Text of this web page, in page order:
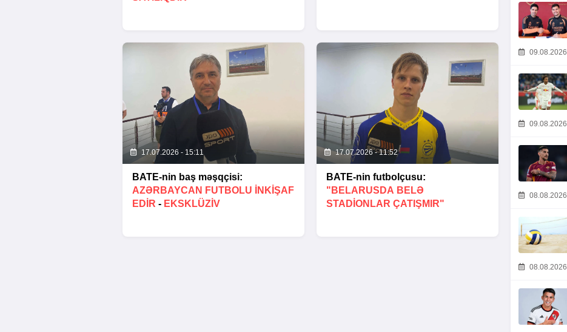
17.07.2026 - 15:11
BATE-nin baş məşqçisi:
AZƏRBAYCAN FUTBOLU INKIŞAF
EDIR - EKSKLÜZİV
17.07.2026 - 11:52
BATE-nin futbolçusu:
"BELARUSDA BELƏ
STADIONLAR ÇATIŞMIR"
09.08.2026
09.08.2026
08.08.2026
08.08.2026